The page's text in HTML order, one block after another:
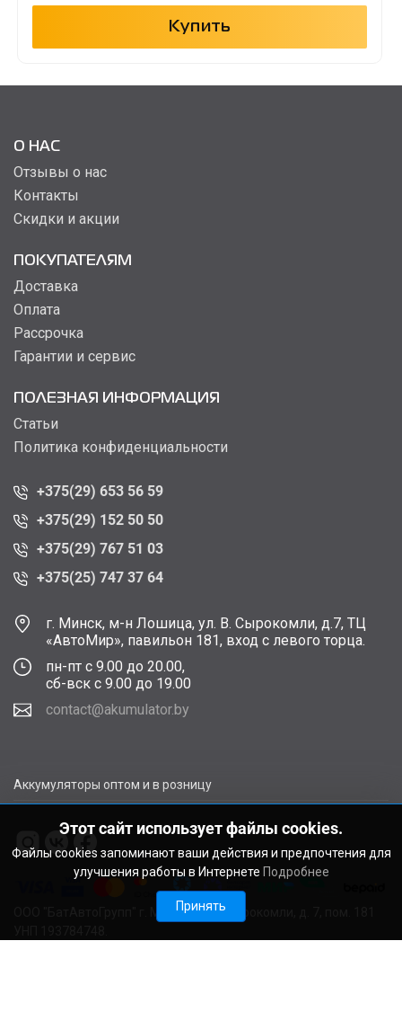
Купить
О НАС
Отзывы о нас
Контакты
Скидки и акции
ПОКУПАТЕЛЯМ
Доставка
Оплата
Рассрочка
Гарантии и сервис
ПОЛЕЗНАЯ ИНФОРМАЦИЯ
Статьи
Политика конфиденциальности
+375(29) 653 56 59
+375(29) 152 50 50
+375(29) 767 51 03
+375(25) 747 37 64
г. Минск, м-н Лошица, ул. В. Сырокомли, д.7, ТЦ
«АвтоМир», павильон 181, вход с левого торца.
пн-пт с 9.00 до 20.00,
сб-вск с 9.00 до 19.00
contact@akumulator.by
Аккумуляторы оптом и в розницу
ООО "БатАвтоГрупп" г. Минск, ул. В. Сырокомли, д. 7, пом. 181
Этот сайт использует файлы cookies.
Файлы cookies запоминают ваши действия и предпочтения для
улучшения работы в Интернете Подробнее
Принять